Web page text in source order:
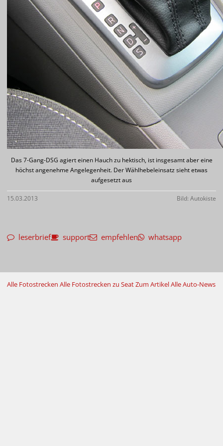
Das 7-Gang-DSG agiert einen Hauch zu hektisch, ist insgesamt aber eine
höchst angenehme Angelegenheit. Der Wählhebeleinsatz sieht etwas
aufgesetzt aus
15.03.2013 Bild: Autokiste
leserbrief support empfehlen whatsapp
Alle Fotostrecken Alle Fotostrecken zu SeatZum ArtikelAlle Auto-News